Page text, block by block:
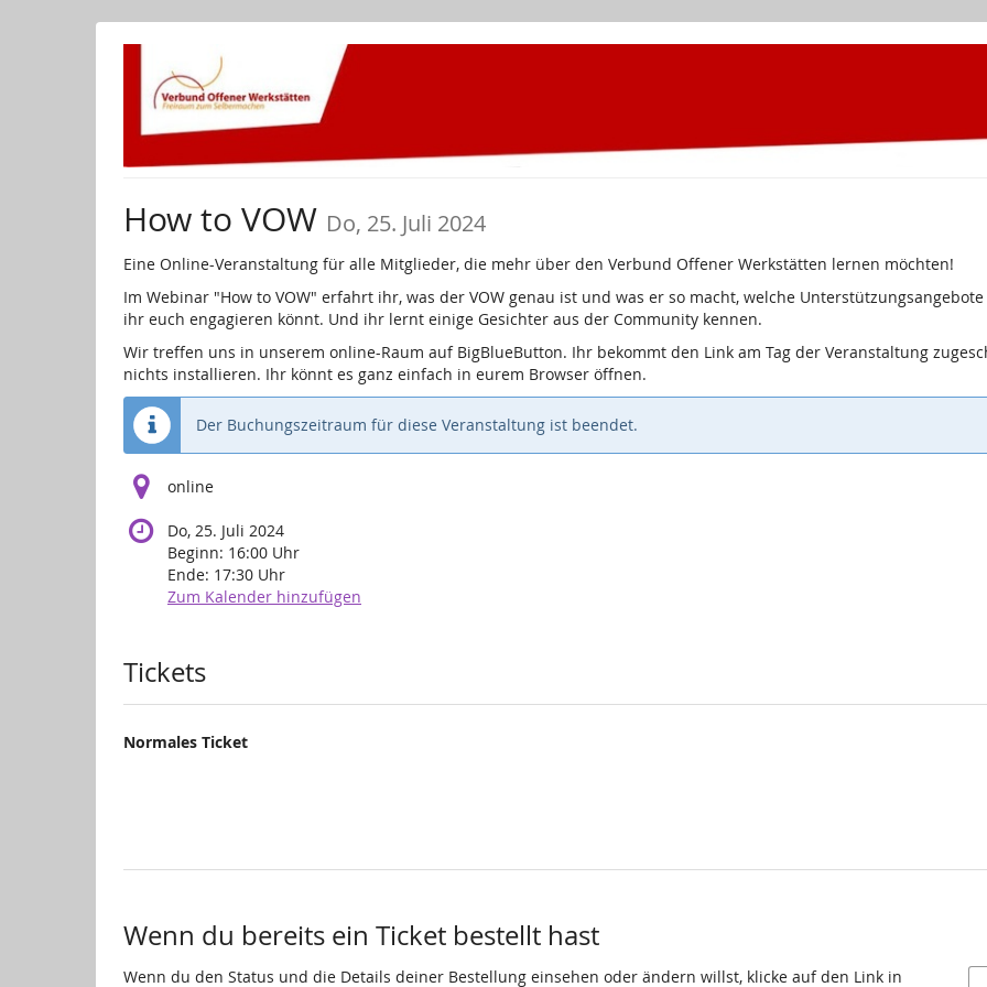
How to VOW Do, 25. Juli 2024
Eine Online-Veranstaltung für alle Mitglieder, die mehr über den Verbund Offener Werkstätten lernen möchten!
Im Webinar "How to VOW" erfahrt ihr, was der VOW genau ist und was er so macht, welche
ihr euch engagieren könnt. Und ihr lernt einige Gesichter aus der Community kennen.
Wir treffen uns in unserem online-Raum auf BigBlueButton. Ihr bekommt den Link am Tag der Veranstaltung
nichts installieren. Ihr könnt es ganz einfach in eurem Browser öffnen.
Der Buchungszeitraum für diese Veranstaltung ist beendet.
online
Do, 25. Juli 2024
Beginn: 16:00 Uhr
Ende: 17:30 Uhr
Zum Kalender hinzufügen
Produkte
Tickets
Normales Ticket
Wenn du bereits ein Ticket bestellt hast
Wenn du den Status und die Details deiner Bestellung einsehen oder ändern willst, klicke auf den Link in